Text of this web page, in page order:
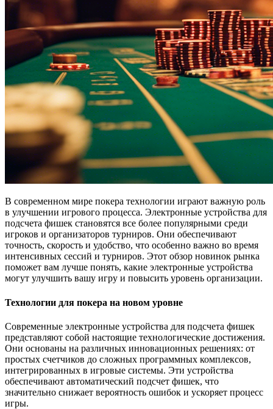
В современном мире покера технологии играют важную роль
в улучшении игрового процесса. Электронные устройства для
подсчета фишек становятся все более популярными среди
игроков и организаторов турниров. Они обеспечивают
точность, скорость и удобство, что особенно важно во время
интенсивных сессий и турниров. Этот обзор новинок рынка
поможет вам лучше понять, какие электронные устройства
могут улучшить вашу игру и повысить уровень организации.
Технологии для покера на новом уровне
Современные электронные устройства для подсчета фишек
представляют собой настоящие технологические достижения.
Они основаны на различных инновационных решениях: от
простых счетчиков до сложных программных комплексов,
интегрированных в игровые системы. Эти устройства
обеспечивают автоматический подсчет фишек, что
значительно снижает вероятность ошибок и ускоряет процесс
игры.